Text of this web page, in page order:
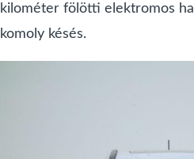
kilométer fölötti elektromos
komoly késés.